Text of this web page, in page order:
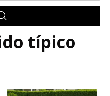
típico